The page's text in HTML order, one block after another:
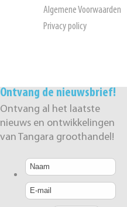
Algemene Voorwaarden
Privacy policy
Ontvang de nieuwsbrief!
Ontvang al het laatste
nieuws en ontwikkelingen
van Tangara groothandel!